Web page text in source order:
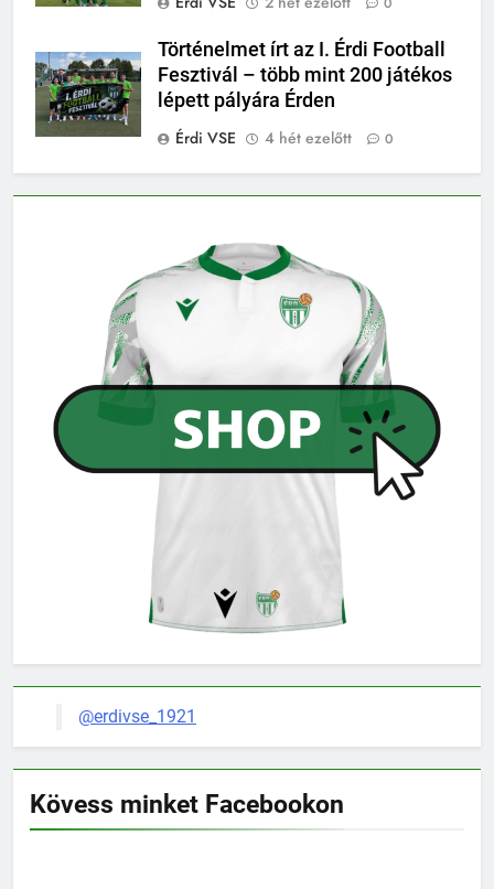
Történelmet írt az I. Érdi Football
Fesztivál – több mint 200 játékos
lépett pályára Érden
Érdi VSE
4 hét ezelőtt 0
@erdivse_1921
Kövess minket Facebookon